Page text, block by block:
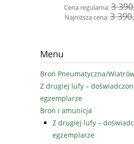
Cena regularna:3
Najniższa cena:3
Menu
Broń Pneumatyczna/
Z drugiej lufy –
egzemplarze
Broń i amunicja
Z drugiej lufy –
egzemplarze